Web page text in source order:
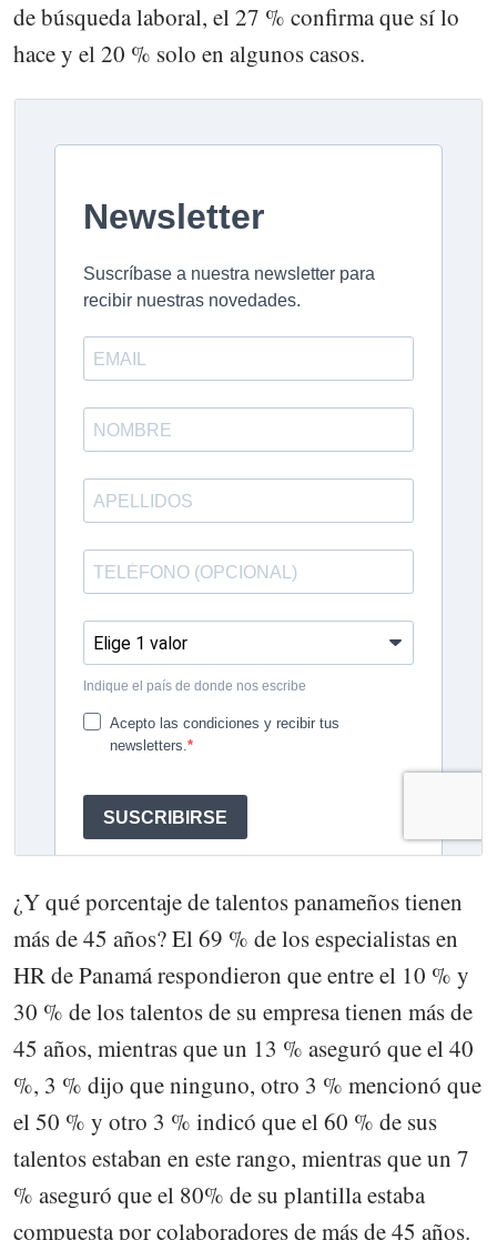
de búsqueda laboral, el 27 % confirma que sí lo
hace y el 20 % solo en algunos casos.
¿Y qué porcentaje de talentos panameños tienen
más de 45 años? El 69 % de los especialistas en
HR de Panamá respondieron que entre el 10 % y
30 % de los talentos de su empresa tienen más de
45 años, mientras que un 13 % aseguró que el 40
%, 3 % dijo que ninguno, otro 3 % mencionó que
el 50 % y otro 3 % indicó que el 60 % de sus
talentos estaban en este rango, mientras que un 7
% aseguró que el 80% de su plantilla estaba
compuesta por colaboradores de más de 45 años.